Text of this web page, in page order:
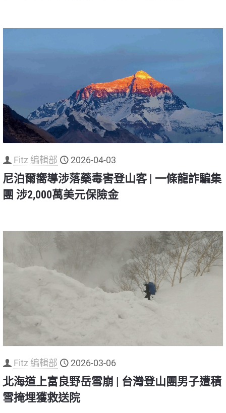
Fitz 編輯部 2026-04-03
尼泊爾嚮導涉落藥毒害登山客 | 一條龍詐騙集
團 涉2,000萬美元保險金
Fitz 編輯部 2026-03-06
北海道上富良野岳雪崩 | 台灣登山團男子遭積
雪掩埋獲救送院